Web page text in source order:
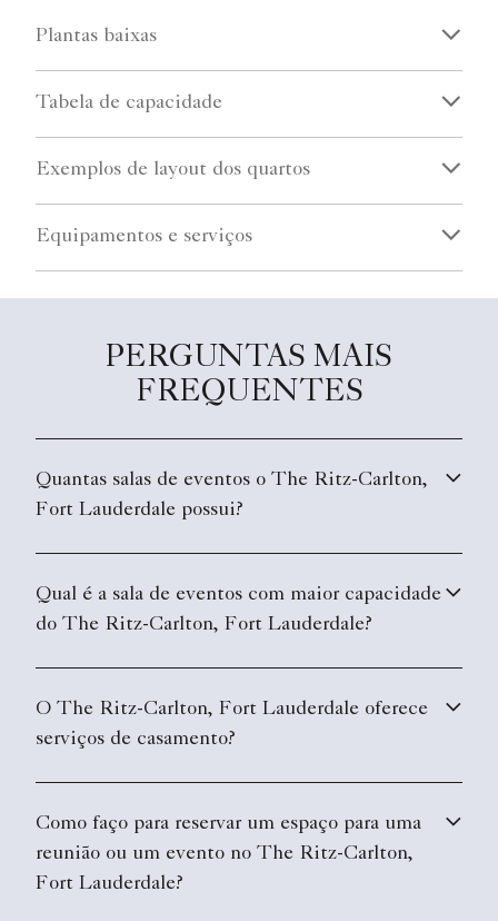
Plantas baixas
Tabela de capacidade
Exemplos de layout dos quartos
Equipamentos e serviços
PERGUNTAS MAIS
FREQUENTES
Quantas salas de eventos o The Ritz-Carlton,
Fort Lauderdale possui?
Qual é a sala de eventos com maior capacidade
do The Ritz-Carlton, Fort Lauderdale?
O The Ritz-Carlton, Fort Lauderdale oferece
serviços de casamento?
Como faço para reservar um espaço para uma
reunião ou um evento no The Ritz-Carlton,
Fort Lauderdale?